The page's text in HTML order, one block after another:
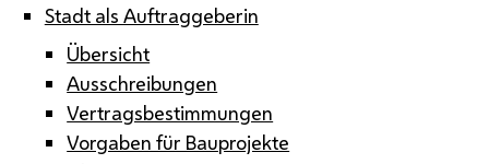
Stadt als Auftraggeberin
Übersicht
Ausschreibungen
Vertragsbestimmungen
Vorgaben für Bauprojekte